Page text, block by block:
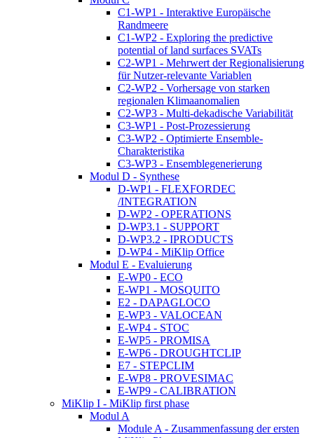
C1-WP1 - Interaktive Europäische
Randmeere
C1-WP2 - Exploring the predictive
potential of land surfaces SVATs
C2-WP1 - Mehrwert der Regionalisierung
für Nutzer-relevante Variablen
C2-WP2 - Vorhersage von starken
regionalen Klimaanomalien
C2-WP3 - Multi-dekadische Variabilität
C3-WP1 - Post-Prozessierung
C3-WP2 - Optimierte Ensemble-
Charakteristika
C3-WP3 - Ensemblegenerierung
Modul D - Synthese
D-WP1 - FLEXFORDEC
/INTEGRATION
D-WP2 - OPERATIONS
D-WP3.1 - SUPPORT
D-WP3.2 - IPRODUCTS
D-WP4 - MiKlip Office
Modul E - Evaluierung
E-WP0 - ECO
E-WP1 - MOSQUITO
E2 - DAPAGLOCO
E-WP3 - VALOCEAN
E-WP4 - STOC
E-WP5 - PROMISA
E-WP6 - DROUGHTCLIP
E7 - STEPCLIM
E-WP8 - PROVESIMAC
E-WP9 - CALIBRATION
MiKlip I - MiKlip first phase
Modul A
Module A - Zusammenfassung der ersten